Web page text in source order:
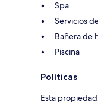
Spa
Servicios
Bañera de
Piscina
Políticas
Esta